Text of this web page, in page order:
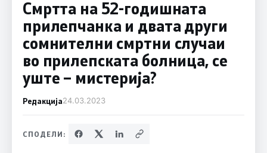
Смртта на 52-годишната
прилепчанка и двата други
сомнителни смртни случаи
во прилепската болница, се
уште – мистерија?
Редакција24.03.2023
СПОДЕЛИ: